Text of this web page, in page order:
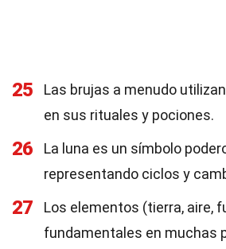
25
Las brujas a menudo
en sus rituales y pociones.
26
La luna es un símbolo
representando ciclos y
27
Los elementos (tierra, aire,
fundamentales en muchas